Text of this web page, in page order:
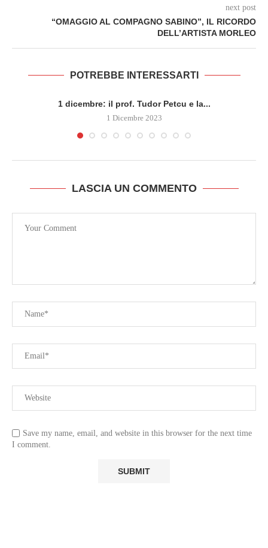
next post
“OMAGGIO AL COMPAGNO SABINO”, IL RICORDO
DELL’ARTISTA MORLEO
POTREBBE INTERESSARTI
1 dicembre: il prof. Tudor Petcu e la...
1 Dicembre 2023
LASCIA UN COMMENTO
Save my name, email, and website in this browser for the next time
I comment.